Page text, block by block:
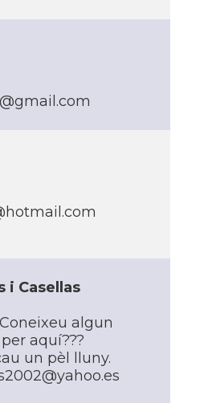
i Casellas
algun
aquí­???
un pèl lluny.